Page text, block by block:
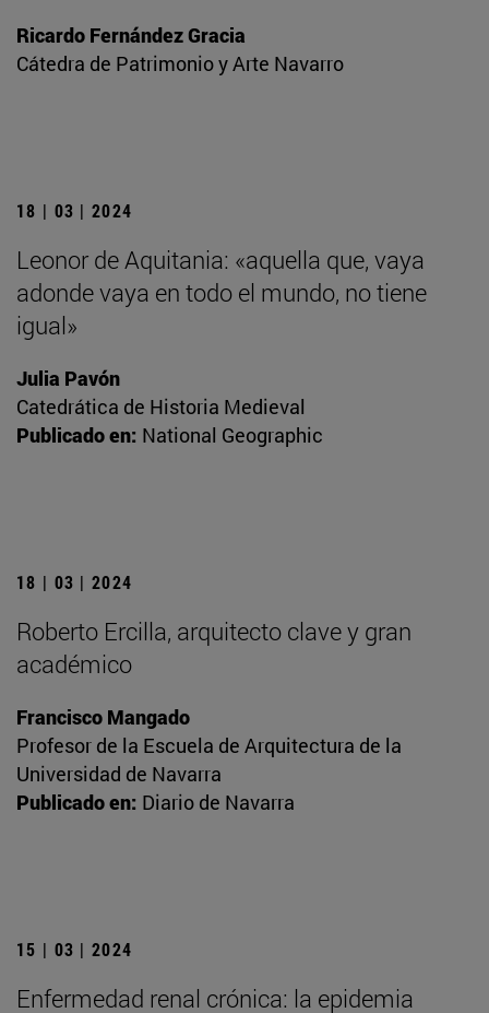
Ricardo Fernández Gracia
Cátedra de Patrimonio y Arte Navarro
18 | 03 | 2024
Leonor de Aquitania: «aquella que, vaya
adonde vaya en todo el mundo, no tiene
igual»
Julia Pavón
Catedrática de Historia Medieval
Publicado en: National Geographic
18 | 03 | 2024
Roberto Ercilla, arquitecto clave y gran
académico
Francisco Mangado
Profesor de la Escuela de Arquitectura de la
Universidad de Navarra
Publicado en: Diario de Navarra
15 | 03 | 2024
Enfermedad renal crónica: la epidemia